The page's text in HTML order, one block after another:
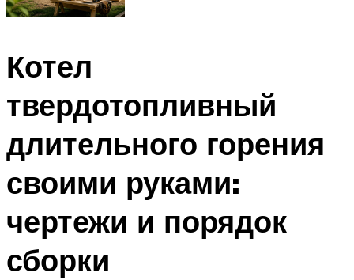
Котел
твердотопливный
длительного горения
своими руками:
чертежи и порядок
сборки